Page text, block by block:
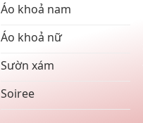
Áo khoả nam
Áo khoả nữ
Sườn xám
Soiree